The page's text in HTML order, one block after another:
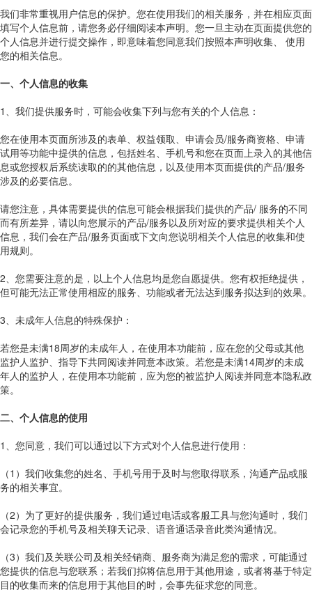
我们非常重视用户信息的保护。您在使用我们的相关服务，并在相应页面
填写个人信息前，请您务必仔细阅读本声明。您一旦主动在页面提供您的
个人信息并进行提交操作，即意味着您同意我们按照本声明收集、 使用
您的相关信息。
一、个人信息的收集
1、我们提供服务时，可能会收集下列与您有关的个人信息：
您在使用本页面所涉及的表单、权益领取、申请会员/服务商资格、申请
试用等功能中提供的信息，包括姓名、手机号和您在页面上录入的其他信
息或您授权后系统读取的的其他信息，以及使用本页面提供的产品/服务
涉及的必要信息。
请您注意，具体需要提供的信息可能会根据我们提供的产品/ 服务的不同
而有所差异，请以向您展示的产品/服务以及所对应的要求提供相关个人
信息，我们会在产品/服务页面或下文向您说明相关个人信息的收集和使
用规则。
2、您需要注意的是，以上个人信息均是您自愿提供。您有权拒绝提供，
但可能无法正常使用相应的服务、功能或者无法达到服务拟达到的效果。
3、未成年人信息的特殊保护：
若您是未满18周岁的未成年人，在使用本功能前，应在您的父母或其他
监护人监护、指导下共同阅读并同意本政策。若您是未满14周岁的未成
年人的监护人，在使用本功能前，应为您的被监护人阅读并同意本隐私政
策。
二、个人信息的使用
1、您同意，我们可以通过以下方式对个人信息进行使用：
（1）我们收集您的姓名、手机号用于及时与您取得联系，沟通产品或服
务的相关事宜。
（2）为了更好的提供服务，我们通过电话或客服工具与您沟通时，我们
会记录您的手机号及相关聊天记录、语音通话录音此类沟通情况。
（3）我们及关联公司及相关经销商、服务商为满足您的需求，可能通过
您提供的信息与您联系；若我们拟将信息用于其他用途，或者将基于特定
目的收集而来的信息用于其他目的时，会事先征求您的同意。